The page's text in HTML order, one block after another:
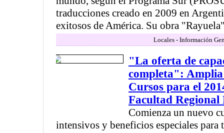
traducciones creado en 2009 en
exitosos de América. Su obra
Locales - Información
"La oferta de
completa":
Cursos para el
Facultad Regional
Comienza un nuevo
intensivos y beneficios especiales